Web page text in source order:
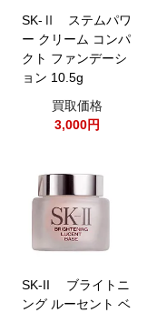
SK-Ⅱ ステムパワ
ー クリーム コンパ
クト ファンデーシ
ョン 10.5g
買取価格
3,000円
SK-II ブライトニ
ング ルーセント ベ